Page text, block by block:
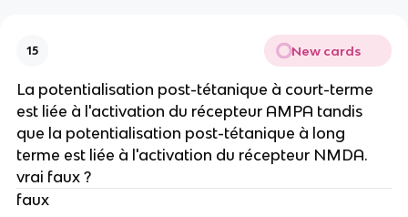
15 New cards
La potentialisation post-tétanique à court-terme
est liée à l'activation du récepteur AMPA tandis
que la potentialisation post-tétanique à long
terme est liée à l'activation du récepteur NMDA.
vrai faux ?
faux